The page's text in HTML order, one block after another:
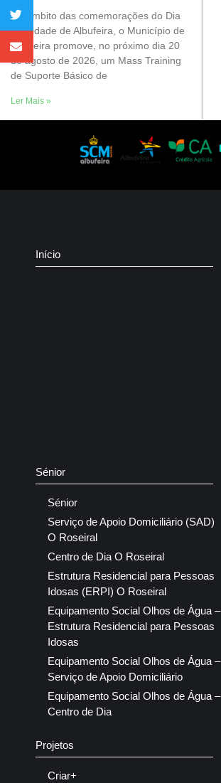
No âmbito das comemorações do Dia
da Cidade de Albufeira, o Município de
Albufeira promove, no próximo dia 20
de agosto de 2026, um Mass Training
de Suporte Básico de
Ler Mais »
Início
Sénior
Sénior
Serviço de Apoio Domiciliário (SAD)
O Roseiral
Centro de Dia O Roseiral
Estrutura Residencial para Pessoas
Idosas (ERPI) O Roseiral
Equipamento Social Olhos de Água –
Estrutura Residencial para Pessoas
Idosas
Equipamento Social Olhos de Água –
Serviço de Apoio Domiciliário
Equipamento Social Olhos de Água –
Centro de Dia
Projetos
Criar+